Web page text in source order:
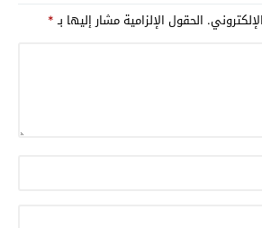
الحقول الإلزامية مشار إليها بـ*